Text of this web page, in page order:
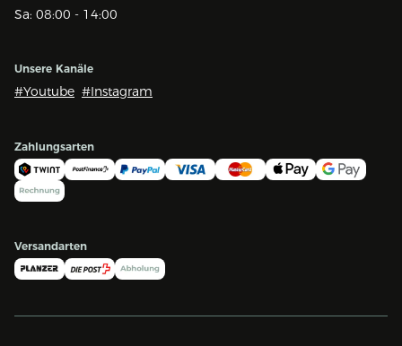
Sa: 08:00 - 14:00
Unsere Kanäle
#Youtube #Instagram
Zahlungsarten
Versandarten